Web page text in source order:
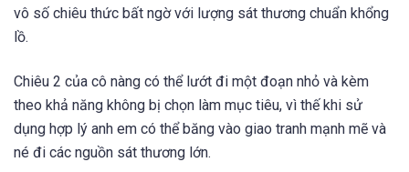
vô số chiêu thức bất ngờ với lượng sát thương chuẩn khổng
lồ.
Chiêu 2 của cô nàng có thể lướt đi một đoạn nhỏ và kèm
theo khả năng không bị chọn làm mục tiêu, vì thế khi sử
dụng hợp lý anh em có thể băng vào giao tranh mạnh mẽ và
né đi các nguồn sát thương lớn.